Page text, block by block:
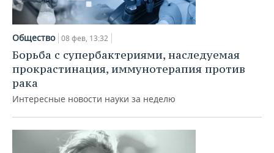
Общество 08 фев, 13:32
Борьба с супербактериями, наследуемая
прокрастинация, иммунотерапия против
рака
Интересные новости науки за неделю